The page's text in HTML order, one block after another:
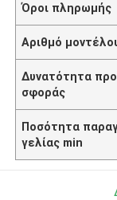
Όροι πληρωμής
Αριθμό
Δυνατότητα προ
σφοράς
Ποσότητα
γελίας min